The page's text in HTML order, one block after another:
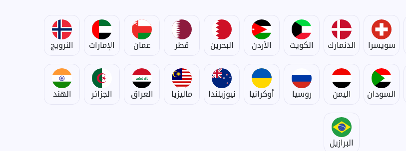
سويسرا الدنمارك الكويت الأردن البحرين قطر عمان الإمارات النرويج
السودان اليمن روسيا أوكرانيا نيوزيلندا ماليزيا العراق الجزائر الهند
البرازيل